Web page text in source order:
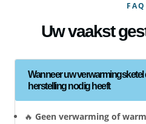
FAQ
Uw vaakst
Wanneer uw
herstelling nodig heeft
🔥 Geen verwarming of